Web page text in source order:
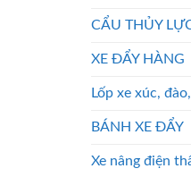
CẨU THỦY
XE ĐẨY HÀNG
Lốp xe xúc,
BÁNH XE ĐẨY
Xe nâng điện